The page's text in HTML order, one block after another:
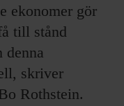
ekonomer gör
till stånd
denna
skriver
Rothstein.